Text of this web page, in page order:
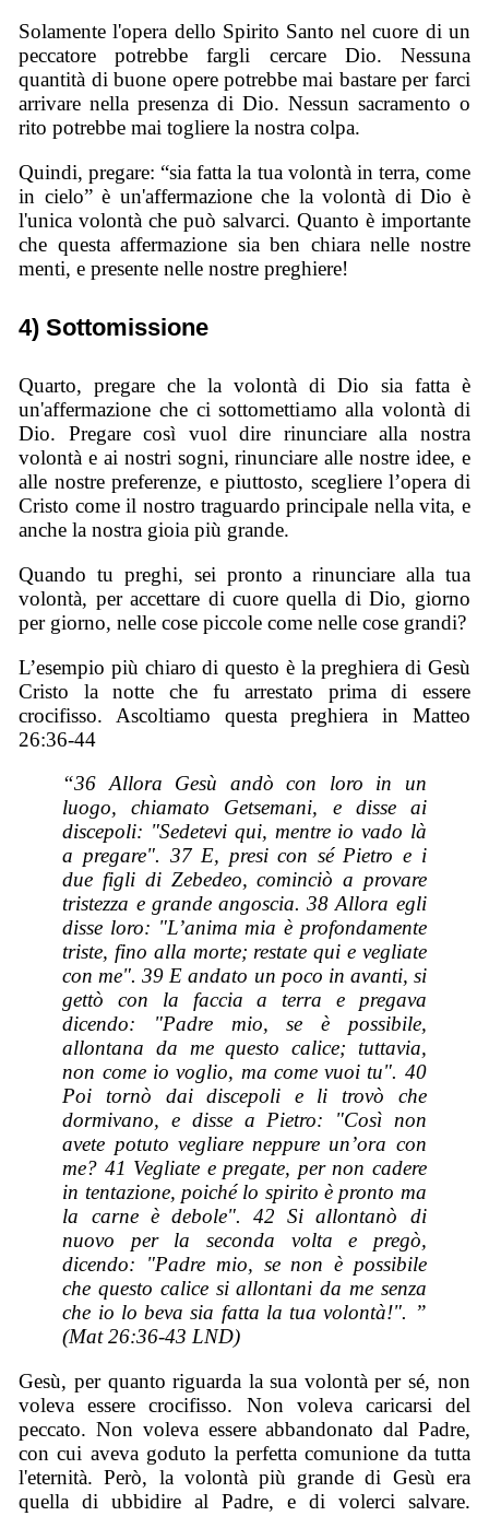
Solamente l'opera dello Spirito Santo nel cuore di un
peccatore potrebbe fargli cercare Dio. Nessuna
quantità di buone opere potrebbe mai bastare per farci
arrivare nella presenza di Dio. Nessun sacramento o
rito potrebbe mai togliere la nostra colpa.
Quindi, pregare: “sia fatta la tua volontà in terra, come
in cielo” è un'affermazione che la volontà di Dio è
l'unica volontà che può salvarci. Quanto è importante
che questa affermazione sia ben chiara nelle nostre
menti, e presente nelle nostre preghiere!
4) Sottomissione
Quarto, pregare che la volontà di Dio sia fatta è
un'affermazione che ci sottomettiamo alla volontà di
Dio. Pregare così vuol dire rinunciare alla nostra
volontà e ai nostri sogni, rinunciare alle nostre idee, e
alle nostre preferenze, e piuttosto, scegliere l’opera di
Cristo come il nostro traguardo principale nella vita, e
anche la nostra gioia più grande.
Quando tu preghi, sei pronto a rinunciare alla tua
volontà, per accettare di cuore quella di Dio, giorno
per giorno, nelle cose piccole come nelle cose grandi?
L’esempio più chiaro di questo è la preghiera di Gesù
Cristo la notte che fu arrestato prima di essere
crocifisso. Ascoltiamo questa preghiera in Matteo
26:36-44
“36 Allora Gesù andò con loro in un
luogo, chiamato Getsemani, e disse ai
discepoli: "Sedetevi qui, mentre io vado là
a pregare". 37 E, presi con sé Pietro e i
due figli di Zebedeo, cominciò a provare
tristezza e grande angoscia. 38 Allora egli
disse loro: "L’anima mia è profondamente
triste, fino alla morte; restate qui e vegliate
con me". 39 E andato un poco in avanti, si
gettò con la faccia a terra e pregava
dicendo: "Padre mio, se è possibile,
allontana da me questo calice; tuttavia,
non come io voglio, ma come vuoi tu". 40
Poi tornò dai discepoli e li trovò che
dormivano, e disse a Pietro: "Così non
avete potuto vegliare neppure un’ora con
me? 41 Vegliate e pregate, per non cadere
in tentazione, poiché lo spirito è pronto ma
la carne è debole". 42 Si allontanò di
nuovo per la seconda volta e pregò,
dicendo: "Padre mio, se non è possibile
che questo calice si allontani da me senza
che io lo beva sia fatta la tua volontà!". ”
(Mat 26:36-43 LND)
Gesù, per quanto riguarda la sua volontà per sé, non
voleva essere crocifisso. Non voleva caricarsi del
peccato. Non voleva essere abbandonato dal Padre,
con cui aveva goduto la perfetta comunione da tutta
l'eternità. Però, la volontà più grande di Gesù era
quella di ubbidire al Padre, e di volerci salvare.